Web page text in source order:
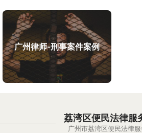
广州律师-刑事案件案例
荔湾区便民法律服
广州市荔湾区便民法律